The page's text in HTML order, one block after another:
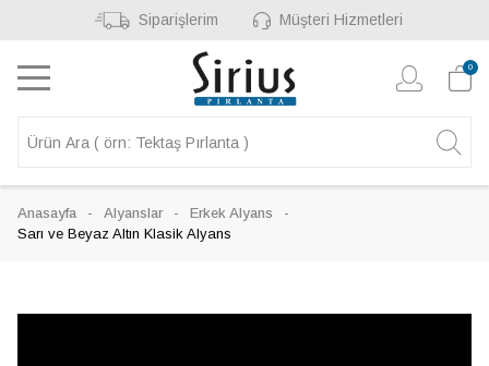
Siparişlerim Müşteri Hizmetleri
0
Anasayfa Alyanslar
Erkek Alyans
Sarı ve Beyaz Altın Klasik Alyans